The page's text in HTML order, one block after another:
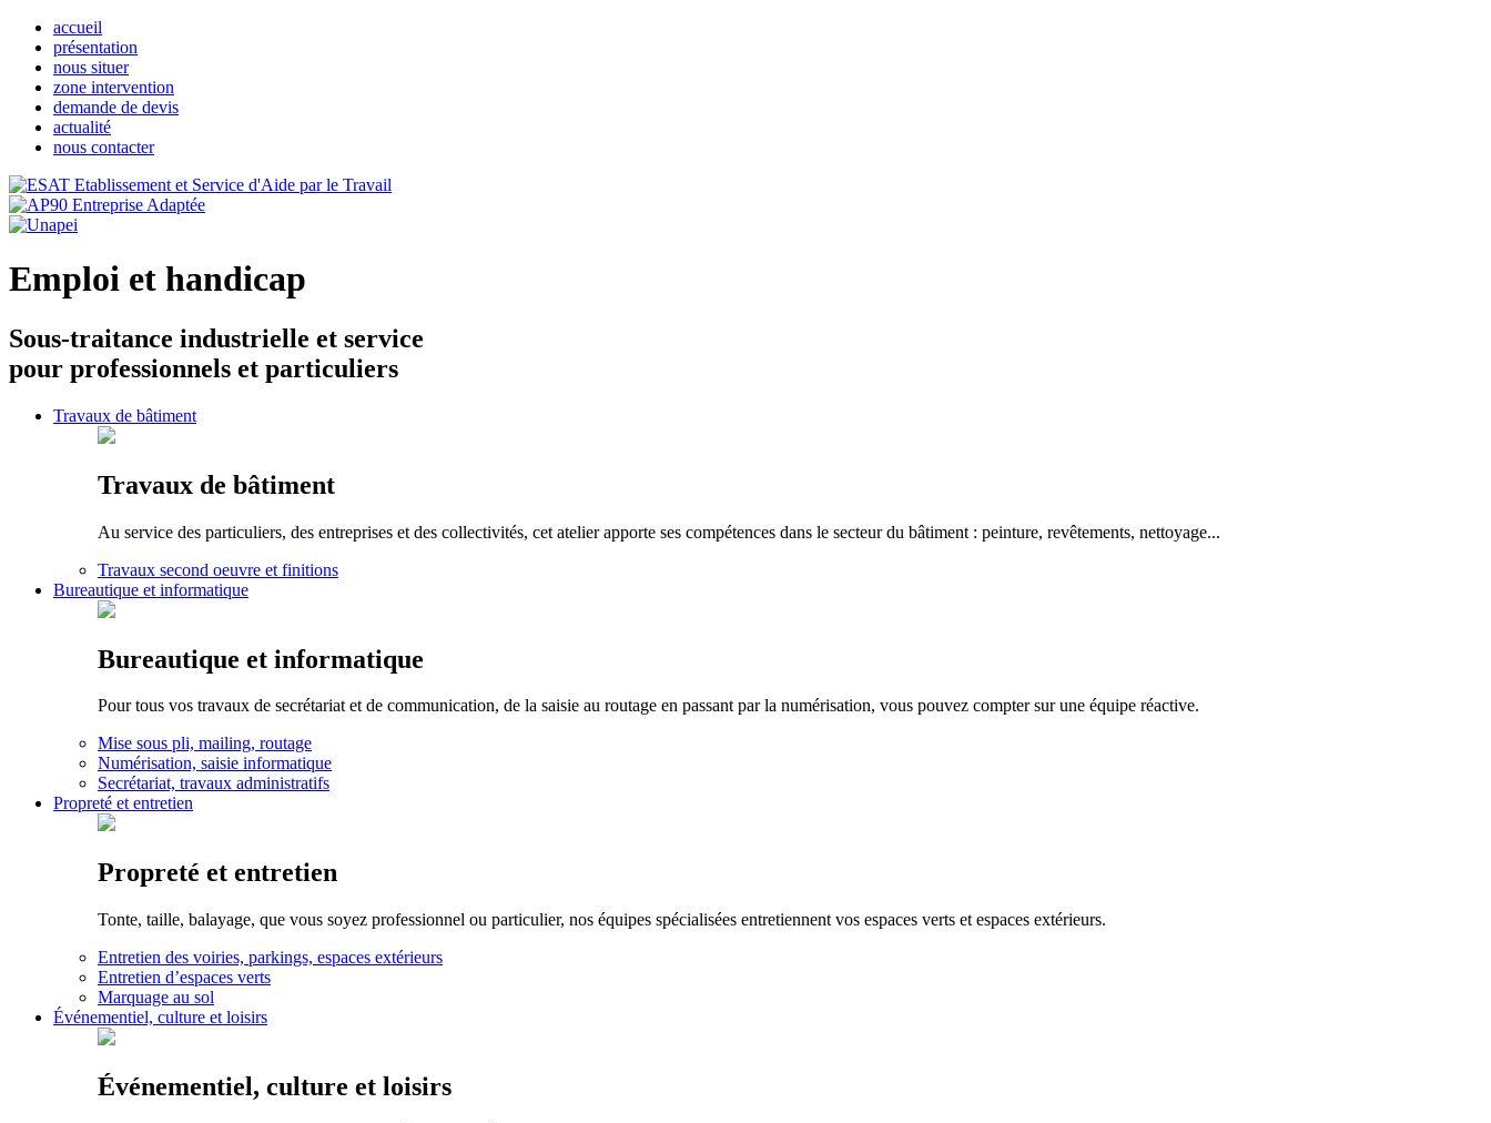
accueil
présentation
nous situer
zone intervention
demande de devis
actualité
nous contacter
Emploi et handicap
Sous-traitance industrielle et service
pour professionnels et particuliers
Travaux de bâtiment
Travaux de bâtiment
Au service des particuliers, des entreprises et des collectivités, cet atelier apporte ses compétences dans le secteur du bâtiment : peinture, revêtements, nettoyage...
Travaux second oeuvre et finitions
Bureautique et informatique
Bureautique et informatique
Pour tous vos travaux de secrétariat et de communication, de la saisie au routage en passant par la numérisation, vous pouvez compter sur une équipe réactive.
Mise sous pli, mailing, routage
Numérisation, saisie informatique
Secrétariat, travaux administratifs
Propreté et entretien
Propreté et entretien
Tonte, taille, balayage, que vous soyez professionnel ou particulier, nos équipes spécialisées entretiennent vos espaces verts et espaces extérieurs.
Entretien des voiries, parkings, espaces extérieurs
Entretien d’espaces verts
Marquage au sol
Événementiel, culture et loisirs
Événementiel, culture et loisirs